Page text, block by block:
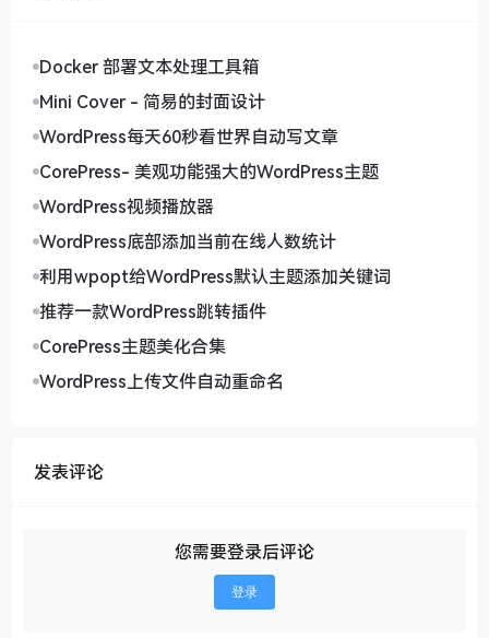
Docker 部署文本处理工具箱
Mini Cover - 简易的封面设计
WordPress每天60秒看世界自动写文章
CorePress- 美观功能强大的WordPress主题
WordPress视频播放器
WordPress底部添加当前在线人数统计
利用wpopt给WordPress默认主题添加关键词
推荐一款WordPress跳转插件
CorePress主题美化合集
WordPress上传文件自动重命名
发表评论
您需要登录后评论
登录